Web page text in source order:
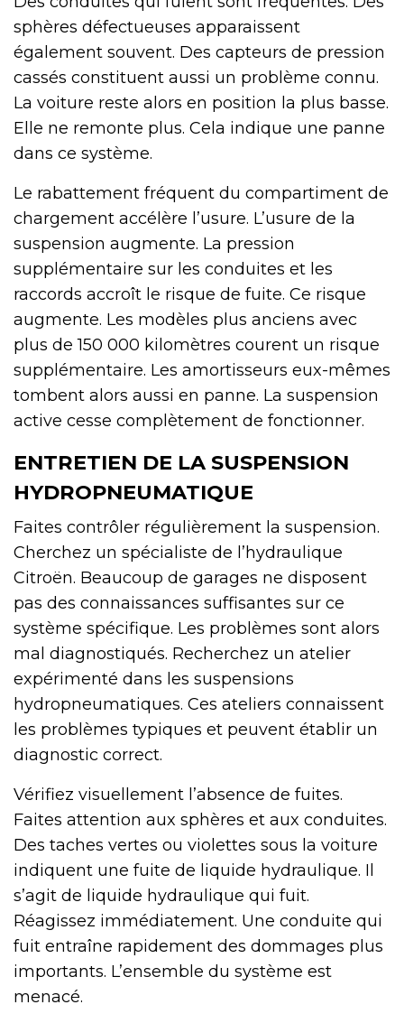
sphères défectueuses apparaissent
également souvent. Des capteurs de pression
cassés constituent aussi un problème connu.
La voiture reste alors en position la plus basse.
Elle ne remonte plus. Cela indique une panne
dans ce système.
Le rabattement fréquent du compartiment de
chargement accélère l’usure. L’usure de la
suspension augmente. La pression
supplémentaire sur les conduites et les
raccords accroît le risque de fuite. Ce risque
augmente. Les modèles plus anciens avec
plus de 150 000 kilomètres courent un risque
supplémentaire. Les amortisseurs eux-mêmes
tombent alors aussi en panne. La suspension
active cesse complètement de fonctionner.
ENTRETIEN DE LA SUSPENSION
HYDROPNEUMATIQUE
Faites contrôler régulièrement la suspension.
Cherchez un spécialiste de l’hydraulique
Citroën. Beaucoup de garages ne disposent
pas des connaissances suffisantes sur ce
système spécifique. Les problèmes sont alors
mal diagnostiqués. Recherchez un atelier
expérimenté dans les suspensions
hydropneumatiques. Ces ateliers connaissent
les problèmes typiques et peuvent établir un
diagnostic correct.
Vérifiez visuellement l’absence de fuites.
Faites attention aux sphères et aux conduites.
Des taches vertes ou violettes sous la voiture
indiquent une fuite de liquide hydraulique. Il
s’agit de liquide hydraulique qui fuit.
Réagissez immédiatement. Une conduite qui
fuit entraîne rapidement des dommages plus
importants. L’ensemble du système est
menacé.